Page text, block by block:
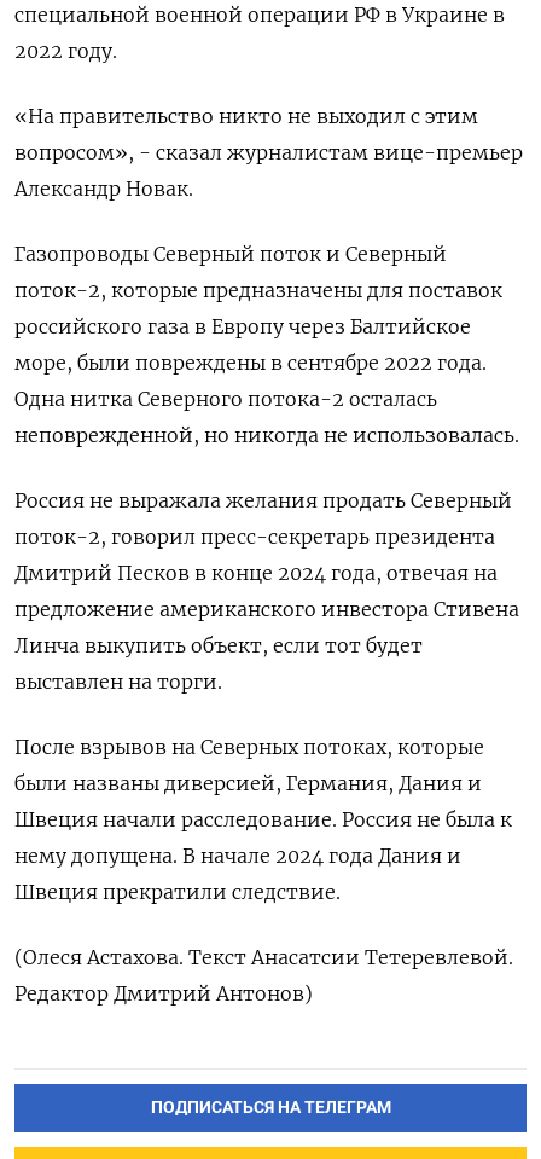
специальной военной операции РФ в Украине в
2022 году.
«На правительство никто не выходил с этим
вопросом», - сказал журналистам вице-премьер
Александр Новак.
Газопроводы Северный поток и Северный
поток-2, которые предназначены для поставок
российского газа в Европу через Балтийское
море, были повреждены в сентябре 2022 года.
Одна нитка Северного потока-2 осталась
неповрежденной, но никогда не использовалась.
Россия не выражала желания продать Северный
поток-2, говорил пресс-секретарь президента
Дмитрий Песков в конце 2024 года, отвечая на
предложение американского инвестора Стивена
Линча выкупить объект, если тот будет
выставлен на торги.
После взрывов на Северных потоках, которые
были названы диверсией, Германия, Дания и
Швеция начали расследование. Россия не была к
нему допущена. В начале 2024 года Дания и
Швеция прекратили следствие.
(Олеся Астахова. Текст Анасатсии Тетеревлевой.
Редактор Дмитрий Антонов)
ПОДПИСАТЬСЯ НА ТЕЛЕГРАМ